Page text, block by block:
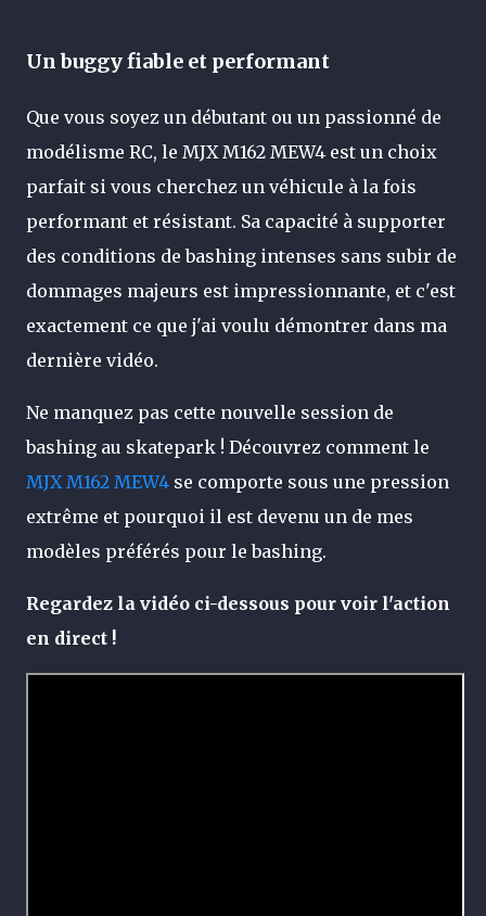
Un buggy fiable et performant
Que vous soyez un débutant ou un passionné de
modélisme RC, le MJX M162 MEW4 est un choix
parfait si vous cherchez un véhicule à la fois
performant et résistant. Sa capacité à supporter
des conditions de bashing intenses sans subir de
dommages majeurs est impressionnante, et c'est
exactement ce que j'ai voulu démontrer dans ma
dernière vidéo.
Ne manquez pas cette nouvelle session de
bashing au skatepark ! Découvrez comment le
MJX M162 MEW4 se comporte sous une pression
extrême et pourquoi il est devenu un de mes
modèles préférés pour le bashing.
Regardez la vidéo ci-dessous pour voir l'action
en direct !